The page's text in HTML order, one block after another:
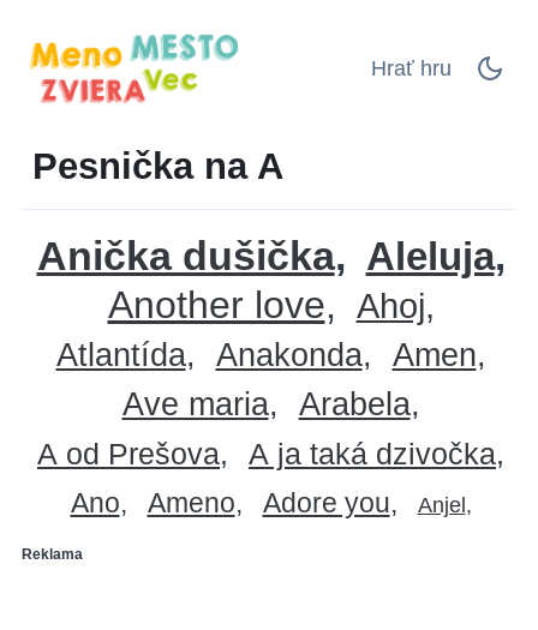
Hrať hru
Pesnička na A
Anička dušička Aleluja
Another love Ahoj
Atlantída Anakonda
Amen
Ave maria
Arabela
A od Prešova A ja taká dzivočka
Ano Ameno Adore you Anjel
Reklama